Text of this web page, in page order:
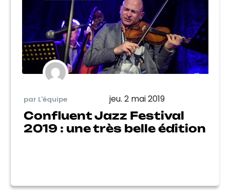
par L'équipe jeu. 2 mai 2019
Confluent Jazz Festival
2019 : une très belle édition